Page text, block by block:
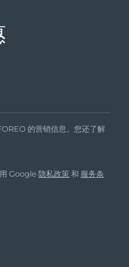
的营销信息。您还了解
用 Google隐私政策 和 服务条